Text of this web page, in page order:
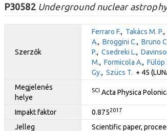
P30582Underground nuclear
Szerzők
Ferraro F., Takács M. P.,
A., Broggini C., Bruno
P., Csedreki L.,
M., Formicola A., Fülöp
Gy., Szücs T. + 45
Megjelenés
helye
SCI Acta Physica
Impakt faktor 0.8752017
Jelleg
Scientific paper,